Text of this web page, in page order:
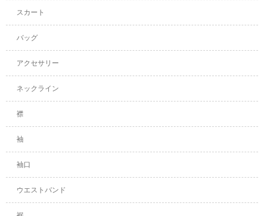
スカート
バッグ
アクセサリー
ネックライン
襟
袖
袖口
ウエストバンド